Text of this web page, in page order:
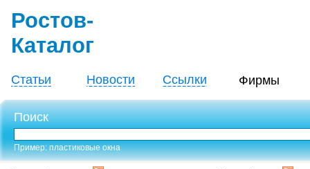
Ростов-
Каталог
Статьи Новости Ссылки Фирмы
Поиск
Пример: пластиковые окна